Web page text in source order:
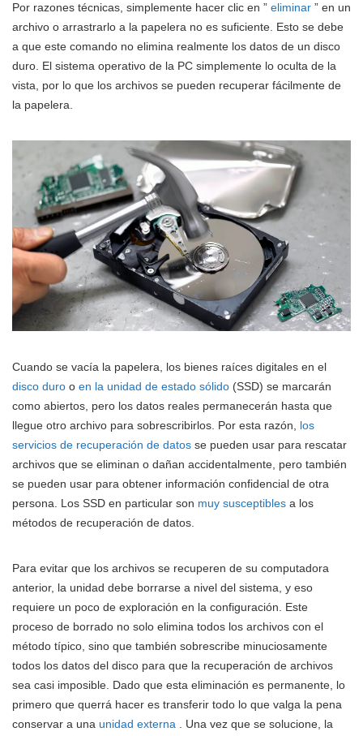
Por razones técnicas, simplemente hacer clic en ” eliminar ” en un
archivo o arrastrarlo a la papelera no es suficiente. Esto se debe
a que este comando no elimina realmente los datos de un disco
duro. El sistema operativo de la PC simplemente lo oculta de la
vista, por lo que los archivos se pueden recuperar fácilmente de
la papelera.
Cuando se vacía la papelera, los bienes raíces digitales en el
disco duro o en la unidad de estado sólido (SSD) se marcarán
como abiertos, pero los datos reales permanecerán hasta que
llegue otro archivo para sobrescribirlos. Por esta razón, los
servicios de recuperación de datos se pueden usar para rescatar
archivos que se eliminan o dañan accidentalmente, pero también
se pueden usar para obtener información confidencial de otra
persona. Los SSD en particular son muy susceptibles a los
métodos de recuperación de datos.
Para evitar que los archivos se recuperen de su computadora
anterior, la unidad debe borrarse a nivel del sistema, y eso
requiere un poco de exploración en la configuración. Este
proceso de borrado no solo elimina todos los archivos con el
método típico, sino que también sobrescribe minuciosamente
todos los datos del disco para que la recuperación de archivos
sea casi imposible. Dado que esta eliminación es permanente, lo
primero que querrá hacer es transferir todo lo que valga la pena
conservar a una unidad externa . Una vez que se solucione, la